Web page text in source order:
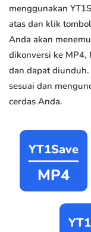
menggunakan
atas dan klik
Anda akan
dikonversi ke MP4,
dan dapat
sesuai dan
cerdas Anda.
YT1Save
MP4